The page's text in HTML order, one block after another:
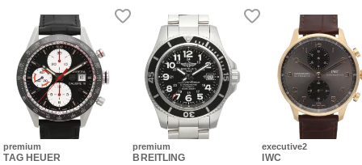
premium
TAG HEUER
premium
BREITLING
executive2
IWC